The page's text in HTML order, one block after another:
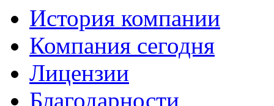
История компании
Компания сегодня
Лицензии
Благодарности